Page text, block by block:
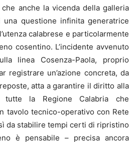
anche la vicenda della galleria
una questione infinita generatrice
calabrese e particolarmente
cosentino. L’incidente avvenuto
linea Cosenza-Paola, proprio
registrare un’azione concreta, da
atta a garantire il diritto alla
tutte la Regione Calabria che
tavolo tecnico-operativo con Rete
da stabilire tempi certi di ripristino
è pensabile – precisa ancora